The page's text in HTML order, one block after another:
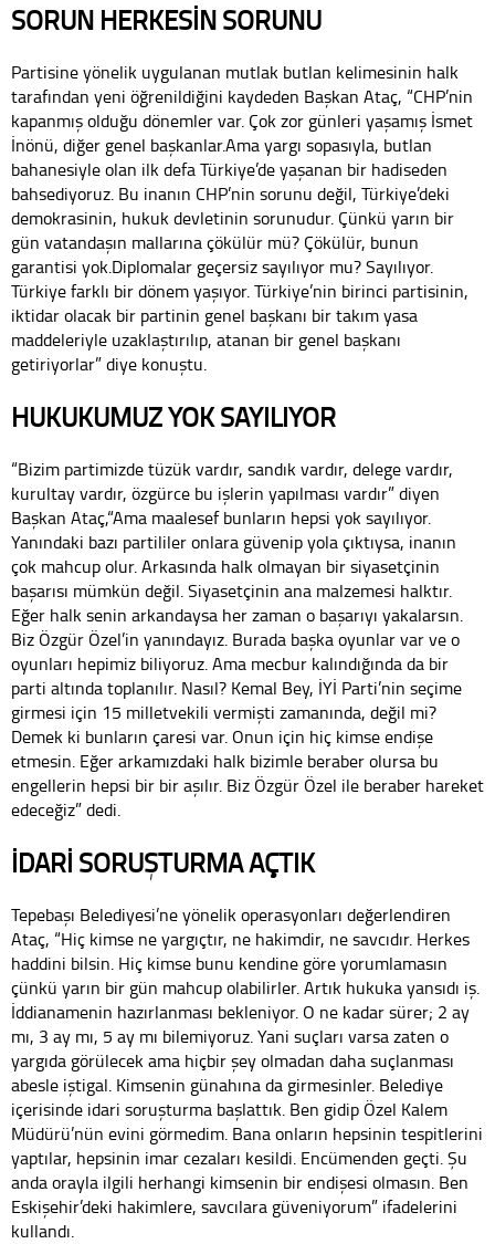
SORUN HERKESİN SORUNU
Partisine yönelik uygulanan mutlak butlan kelimesinin halk
tarafından yeni öğrenildiğini kaydeden Başkan Ataç, “CHP’nin
kapanmış olduğu dönemler var. Çok zor günleri yaşamış İsmet
İnönü, diğer genel başkanlar.Ama yargı sopasıyla, butlan
bahanesiyle olan ilk defa Türkiye’de yaşanan bir hadiseden
bahsediyoruz. Bu inanın CHP’nin sorunu değil, Türkiye’deki
demokrasinin, hukuk devletinin sorunudur. Çünkü yarın bir
gün vatandaşın mallarına çökülür mü? Çökülür, bunun
garantisi yok.Diplomalar geçersiz sayılıyor mu? Sayılıyor.
Türkiye farklı bir dönem yaşıyor. Türkiye’nin birinci partisinin,
iktidar olacak bir partinin genel başkanı bir takım yasa
maddeleriyle uzaklaştırılıp, atanan bir genel başkanı
getiriyorlar” diye konuştu.
HUKUKUMUZ YOK SAYILIYOR
“Bizim partimizde tüzük vardır, sandık vardır, delege vardır,
kurultay vardır, özgürce bu işlerin yapılması vardır” diyen
Başkan Ataç,“Ama maalesef bunların hepsi yok sayılıyor.
Yanındaki bazı partililer onlara güvenip yola çıktıysa, inanın
çok mahcup olur. Arkasında halk olmayan bir siyasetçinin
başarısı mümkün değil. Siyasetçinin ana malzemesi halktır.
Eğer halk senin arkandaysa her zaman o başarıyı yakalarsın.
Biz Özgür Özel’in yanındayız. Burada başka oyunlar var ve o
oyunları hepimiz biliyoruz. Ama mecbur kalındığında da bir
parti altında toplanılır. Nasıl? Kemal Bey, İYİ Parti’nin seçime
girmesi için 15 milletvekili vermişti zamanında, değil mi?
Demek ki bunların çaresi var. Onun için hiç kimse endişe
etmesin. Eğer arkamızdaki halk bizimle beraber olursa bu
engellerin hepsi bir bir aşılır. Biz Özgür Özel ile beraber hareket
edeceğiz” dedi.
İDARİ SORUŞTURMA AÇTIK
Tepebaşı Belediyesi’ne yönelik operasyonları değerlendiren
Ataç, “Hiç kimse ne yargıçtır, ne hakimdir, ne savcıdır. Herkes
haddini bilsin. Hiç kimse bunu kendine göre yorumlamasın
çünkü yarın bir gün mahcup olabilirler. Artık hukuka yansıdı iş.
İddianamenin hazırlanması bekleniyor. O ne kadar sürer; 2 ay
mı, 3 ay mı, 5 ay mı bilemiyoruz. Yani suçları varsa zaten o
yargıda görülecek ama hiçbir şey olmadan daha suçlanması
abesle iştigal. Kimsenin günahına da girmesinler. Belediye
içerisinde idari soruşturma başlattık. Ben gidip Özel Kalem
Müdürü’nün evini görmedim. Bana onların hepsinin tespitlerini
yaptılar, hepsinin imar cezaları kesildi. Encümenden geçti. Şu
anda orayla ilgili herhangi kimsenin bir endişesi olmasın. Ben
Eskişehir’deki hakimlere, savcılara güveniyorum” ifadelerini
kullandı.